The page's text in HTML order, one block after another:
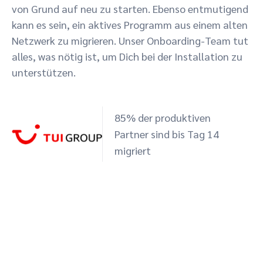
von Grund auf neu zu starten. Ebenso entmutigend
kann es sein, ein aktives Programm aus einem alten
Netzwerk zu migrieren. Unser Onboarding-Team tut
alles, was nötig ist, um Dich bei der Installation zu
unterstützen.
85% der produktiven
Partner sind bis Tag 14
migriert